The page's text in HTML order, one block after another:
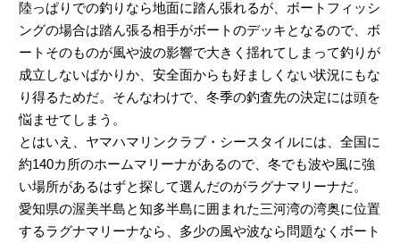
陸っぱりでの釣りなら地面に踏ん張れるが、ボートフィッシ
ングの場合は踏ん張る相手がボートのデッキとなるので、ボ
ートそのものが風や波の影響で大きく揺れてしまって釣りが
成立しないばかりか、安全面からも好ましくない状況にもな
り得るためだ。そんなわけで、冬季の釣査先の決定には頭を
悩ませてしまう。
とはいえ、ヤマハマリンクラブ・シースタイルには、全国に
約140カ所のホームマリーナがあるので、冬でも波や風に強
い場所があるはずと探して選んだのがラグナマリーナだ。
愛知県の渥美半島と知多半島に囲まれた三河湾の湾奥に位置
するラグナマリーナなら、多少の風や波なら問題なくボート